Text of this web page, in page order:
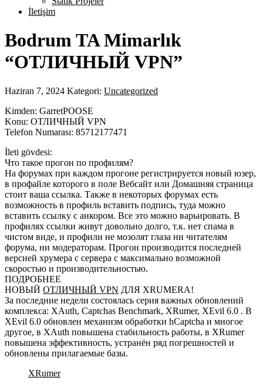
İletişim
Bodrum TA Mimarlık
“ОТЛИЧНЫЙ VPN”
Haziran 7, 2024 Kategori: Uncategorized
Kimden: GarretPOOSE
Konu: ОТЛИЧНЫЙ VPN
Telefon Numarası: 85712177471
İleti gövdesi:
Что такое прогон по профилям?
На форумах при каждом прогоне регистрируется новый юзер,
в профайле которого в поле Вебсайт или Домашняя страница
стоит ваша ссылка. Также в некоторых форумах есть
возможность в профиль вставить подпись, туда можно
вставить ссылку с анкором. Все это можно варьировать. В
профилях ссылки живут довольно долго, т.к. нет спама в
чистом виде, и профили не мозолят глаза ни читателям
форума, ни модераторам. Прогон производится последней
версией хрумера с сервера с максимально возможной
скоростью и производительностью.
ПОДРОБНЕЕ
НОВЫЙ ОТЛИЧНЫЙ VPN ДЛЯ XRUMERA!
За последние недели состоялась серия важных обновлений
комплекса: XAuth, Captchas Benchmark, XRumer, XEvil 6.0 . В
XEvil 6.0 обновлен механизм обработки hCaptcha и многое
другое, в XAuth повышена стабильность работы, в XRumer
повышена эффективность, устранён ряд погрешностей и
обновлены прилагаемые базы.
XRumer